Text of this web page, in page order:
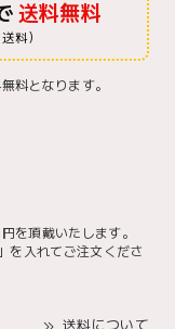
送料無料
料）
料となります。
を頂戴いたします。
を入れてご注文くださ
送料について